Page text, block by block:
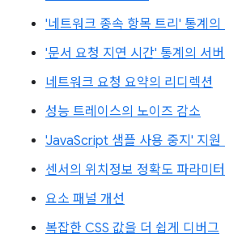
'네트워크 종속 항목 트리' 통계의
'문서 요청 지연 시간' 통계의 서
네트워크 요청 요약의 리디렉션
성능 트레이스의 노이즈 감소
'JavaScript 샘플 사용 중지' 지원
센서의 위치정보 정확도 파라미터
요소 패널 개선
복잡한 CSS 값을 더 쉽게 디버그